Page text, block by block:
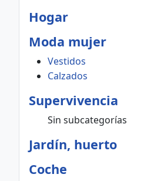
Hogar
Moda mujer
Vestidos
Calzados
Supervivencia
Sin subcategorías
Jardín, huerto
Coche